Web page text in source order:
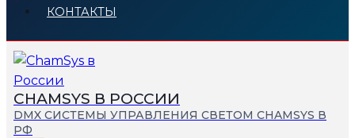
КОНТАКТЫ
СHAMSYS В РОССИИ
DMX СИСТЕМЫ УПРАВЛЕНИЯ СВЕТОМ CHAMSYS В
РФ